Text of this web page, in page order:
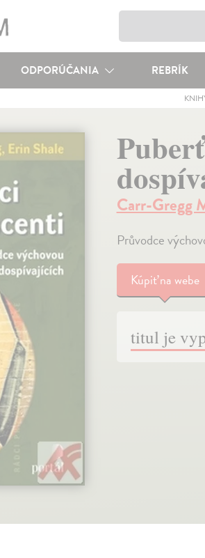
ODPORÚČANIA REBRÍK
Carr-Gregg
Průvodce
Kúpiťna webe
titul je